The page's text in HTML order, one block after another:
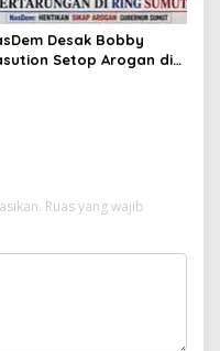
Desak Bobby
Setop Arogan di
Ruas yang wajib